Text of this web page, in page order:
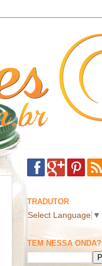
TRADUTOR
Select Language ▼
TEM NESSA ONDA?